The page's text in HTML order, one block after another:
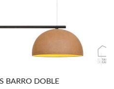
BARRO DOBLE